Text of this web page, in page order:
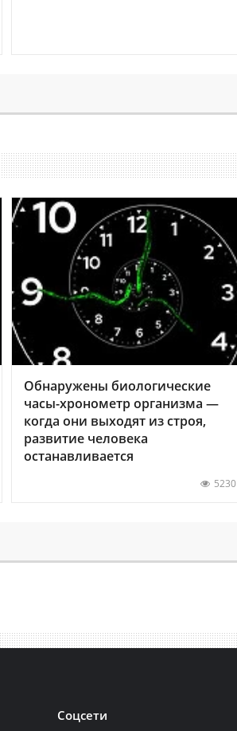
Обнаружены биологические
часы-хронометр организма —
когда они выходят из строя,
развитие человека
останавливается
5230
Соцсети